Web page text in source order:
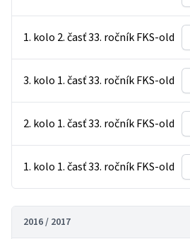
1. kolo 2. časť 33. ročník FKS-old
3. kolo 1. časť 33. ročník FKS-old
2. kolo 1. časť 33. ročník FKS-old
1. kolo 1. časť 33. ročník FKS-old
2016 / 2017